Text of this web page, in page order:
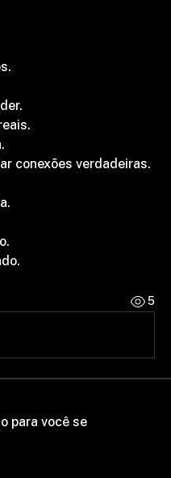
conexões verdadeiras.
5
para você se